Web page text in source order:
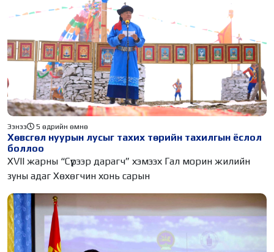
Хөвсгөл нуурын лусыг тахих төрийн тахилгын ёслол
боллоо
Ээнээ 5 өдрийн өмнө
XVII жарны “Сүрээр дарагч” хэмээх Гал морин жилийн
зуны адаг Хөхөгчин хонь сарын